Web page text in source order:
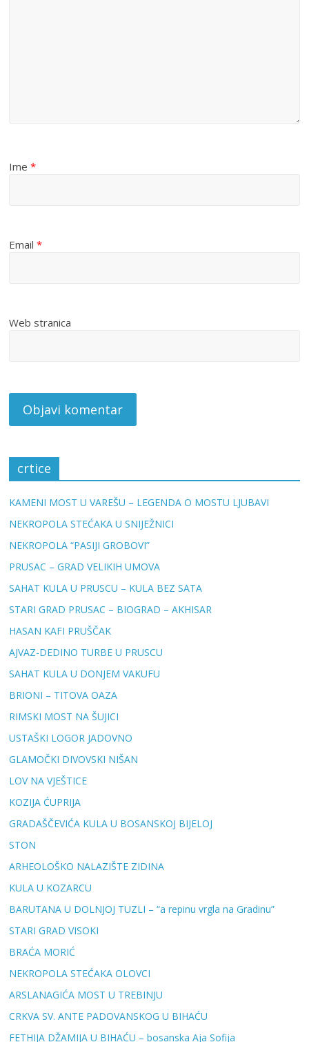
Ime*
Email*
Web stranica
crtice
KAMENI MOST U VAREŠU – LEGENDA O MOSTU LJUBAVI
NEKROPOLA STEĆAKA U SNIJEŽNICI
NEKROPOLA “PASIJI GROBOVI”
PRUSAC – GRAD VELIKIH UMOVA
SAHAT KULA U PRUSCU – KULA BEZ SATA
STARI GRAD PRUSAC – BIOGRAD – AKHISAR
HASAN KAFI PRUŠČAK
AJVAZ-DEDINO TURBE U PRUSCU
SAHAT KULA U DONJEM VAKUFU
BRIONI – TITOVA OAZA
RIMSKI MOST NA ŠUJICI
USTAŠKI LOGOR JADOVNO
GLAMOČKI DIVOVSKI NIŠAN
LOV NA VJEŠTICE
KOZIJA ĆUPRIJA
GRADAŠČEVIĆA KULA U BOSANSKOJ BIJELOJ
STON
ARHEOLOŠKO NALAZIŠTE ZIDINA
KULA U KOZARCU
BARUTANA U DOLNJOJ TUZLI – “a repinu vrgla na Gradinu”
STARI GRAD VISOKI
BRAĆA MORIĆ
NEKROPOLA STEĆAKA OLOVCI
ARSLANAGIĆA MOST U TREBINJU
CRKVA SV. ANTE PADOVANSKOG U BIHAĆU
FETHIJA DŽAMIJA U BIHAĆU – bosanska Aja Sofija